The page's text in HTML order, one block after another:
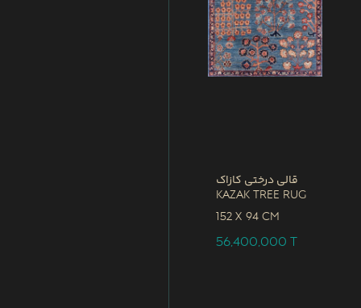
قالی درختی کازاک
Kazak Tree Rug
152 x 94 CM
56,400,000T